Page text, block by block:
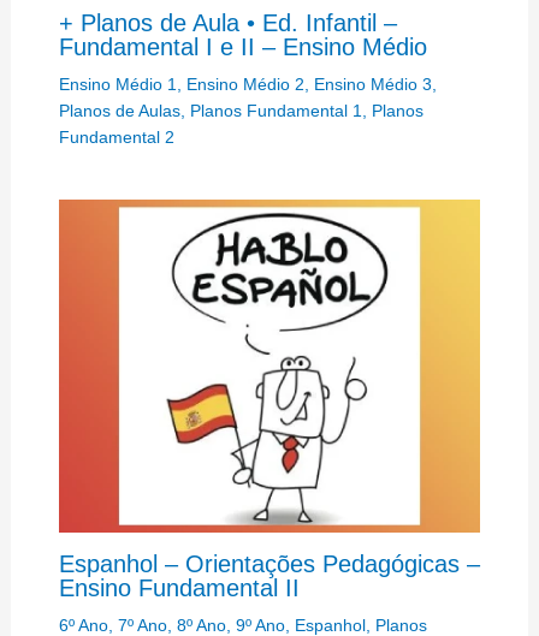
+ Planos de Aula • Ed. Infantil –
Fundamental I e II – Ensino Médio
Ensino Médio 1 Ensino Médio 2 Ensino Médio 3
Planos de Aulas, Planos Fundamental 1
Planos
Fundamental 2
Espanhol – Orientações Pedagógicas –
Ensino Fundamental II
6º Ano, 7º Ano, 8º Ano, 9º Ano, Espanhol, Planos